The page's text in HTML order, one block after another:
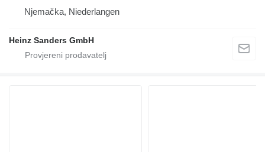
Njemačka, Niederlangen
Heinz Sanders GmbH